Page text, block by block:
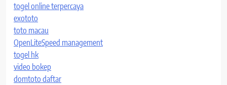
togel online terpercaya
exototo
toto macau
OpenLiteSpeed management
togel hk
video bokep
domtoto daftar